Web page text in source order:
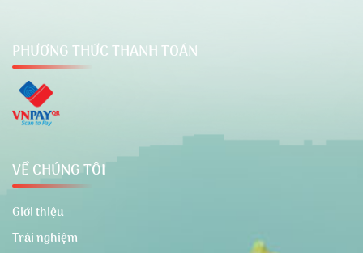
PHƯƠNG THỨC THANH TOÁN
VỀ CHÚNG TÔI
Giới thiệu
Trải nghiệm